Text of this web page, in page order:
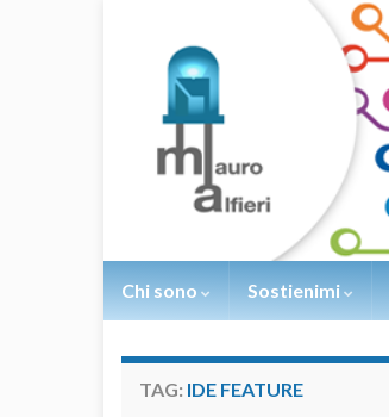
Chi sono Sostienimi
TAG: IDE FEATURE